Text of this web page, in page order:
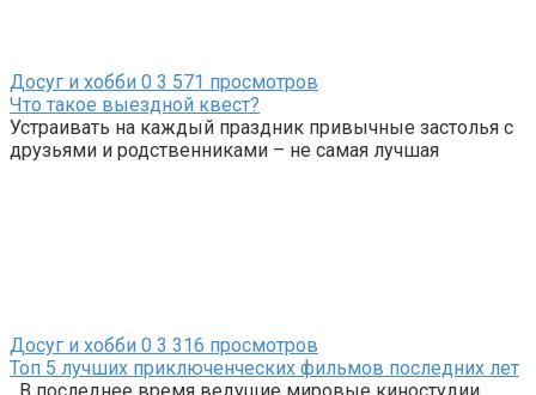
Досуг и хобби 0 3 571 просмотров
Что такое выездной квест?
Устраивать на каждый праздник привычные застолья с
друзьями и родственниками – не самая лучшая
Досуг и хобби 0 3 316 просмотров
Топ 5 лучших приключенческих фильмов последних лет